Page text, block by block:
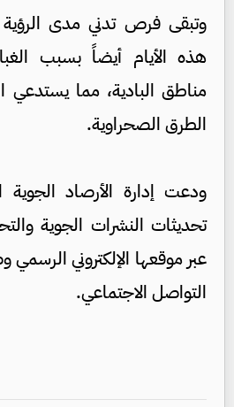
وتبقى فرص تدني مدى الرؤية
هذه الأيام أيضاً بسبب
مناطق البادية، مما يستدعي
الطرق الصحراوية.
ودعت إدارة الأرصاد الجوية
تحديثات النشرات الجوية
عبر موقعها الإلكتروني
التواصل الاجتماعي.